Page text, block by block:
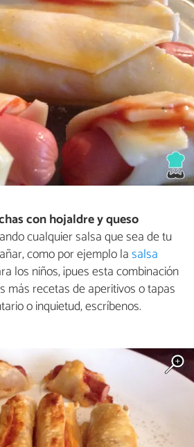
con hojaldre y queso
cualquier salsa que sea de tu
como por ejemplo lasalsa
los niños, ¡pues esta combinación
más recetas de aperitivos o tapas
o inquietud, escríbenos.